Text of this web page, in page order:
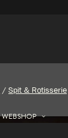
WEBSHOP
/ Spit & Rotisserie